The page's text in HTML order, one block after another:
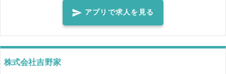
スタッフがおりますので、 わからないことがあっても聞きやすい環境
です！ 丁寧にフォローいたしますので、一緒に頑張りましょう♪
アプリで求人を見る
株式会社吉野家